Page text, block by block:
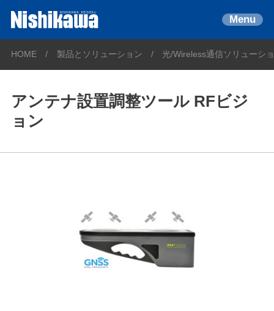
Menu
HOME 製品とソリューション 光/Wireless通信ソリューシ
アンテナ設置調整ツール RFビジ
ョン